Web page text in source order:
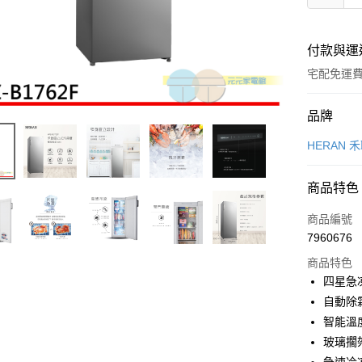
付款與
宅配免運
付款方式
信用卡一
合作金
華南商
上海商
國泰世
臺灣中
聯邦商
元大商
LINE Pay
Apple Pay
街口支付
悠遊付
ATM付款
品牌
HERAN
商品特色
商品編號
7960676
商品特色
四星急
自動除
智能溫
玻璃擱